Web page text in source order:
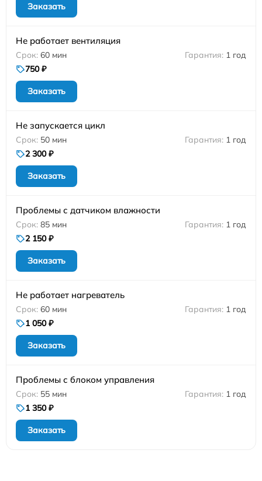
Заказать
Не работает вентиляция
60 мин
1 год
750 ₽
Заказать
Не запускается цикл
50 мин
1 год
2 300 ₽
Заказать
Проблемы с датчиком влажности
85 мин
1 год
2 150 ₽
Заказать
Не работает нагреватель
60 мин
1 год
1 050 ₽
Заказать
Проблемы с блоком управления
55 мин
1 год
1 350 ₽
Заказать